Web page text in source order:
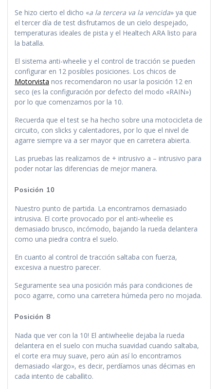
Se hizo cierto el dicho «a la tercera va la vencida» ya que
el tercer día de test disfrutamos de un cielo despejado,
temperaturas ideales de pista y el Healtech ARA listo para
la batalla.
El sistema anti-wheelie y el control de tracción se pueden
configurar en 12 posibles posiciones. Los chicos de
Motorvista nos recomendaron no usar la posición 12 en
seco (es la configuración por defecto del modo «RAIN»)
por lo que comenzamos por la 10.
Recuerda que el test se ha hecho sobre una motocicleta de
circuito, con slicks y calentadores, por lo que el nivel de
agarre siempre va a ser mayor que en carretera abierta.
Las pruebas las realizamos de + intrusivo a – intrusivo para
poder notar las diferencias de mejor manera.
Posición 10
Nuestro punto de partida. La encontramos demasiado
intrusiva. El corte provocado por el anti-wheelie es
demasiado brusco, incómodo, bajando la rueda delantera
como una piedra contra el suelo.
En cuanto al control de tracción saltaba con fuerza,
excesiva a nuestro parecer.
Seguramente sea una posición más para condiciones de
poco agarre, como una carretera húmeda pero no mojada.
Posición 8
Nada que ver con la 10! El antiwheelie dejaba la rueda
delantera en el suelo con mucha suavidad cuando saltaba,
el corte era muy suave, pero aún así lo encontramos
demasiado «largo», es decir, perdíamos unas décimas en
cada intento de caballito.